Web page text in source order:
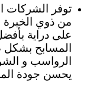
توفر الشركات
من ذوي الخبرة
على دراية
المسابح بشكل
الرواسب و
يحسن جودة